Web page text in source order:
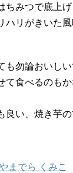
ちみつで底上
ハリがきいた
も勿論おいし
て食べるのも
良い、焼き芋
までら くみこ